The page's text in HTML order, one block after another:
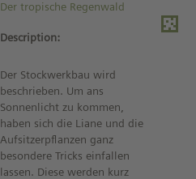
Der tropische Regenwald
Description:
Der Stockwerkbau wird
beschrieben. Um ans
Sonnenlicht zu kommen,
haben sich die Liane und die
Aufsitzerpflanzen ganz
besondere Tricks einfallen
lassen. Diese werden kurz